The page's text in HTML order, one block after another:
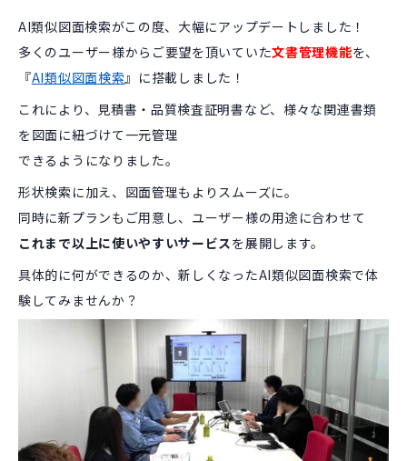
AI類似図面検索がこの度、大幅にアップデートしました！
多くのユーザー様からご要望を頂いていた文書管理機能を、
『AI類似図面検索』に搭載しました！
これにより、見積書・品質検査証明書など、様々な関連書類
を図面に紐づけて一元管理
できるようになりました。
形状検索に加え、図面管理もよりスムーズに。
同時に新プランもご用意し、ユーザー様の用途に合わせて
これまで以上に使いやすいサービスを展開します。
具体的に何ができるのか、新しくなったAI類似図面検索で体
験してみませんか？